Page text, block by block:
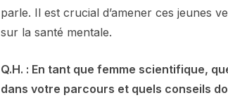
parle. Il est crucial d’amener ces jeunes
sur la santé mentale.
Q.H. : En tant que femme scientifique,
dans votre parcours et quels conseils